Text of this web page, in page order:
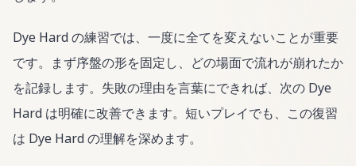
Dye Hard の練習では、一度に全てを変えないことが重要
です。まず序盤の形を固定し、どの場面で流れが崩れたか
を記録します。失敗の理由を言葉にできれば、次の Dye
Hard は明確に改善できます。短いプレイでも、この復習
は Dye Hard の理解を深めます。